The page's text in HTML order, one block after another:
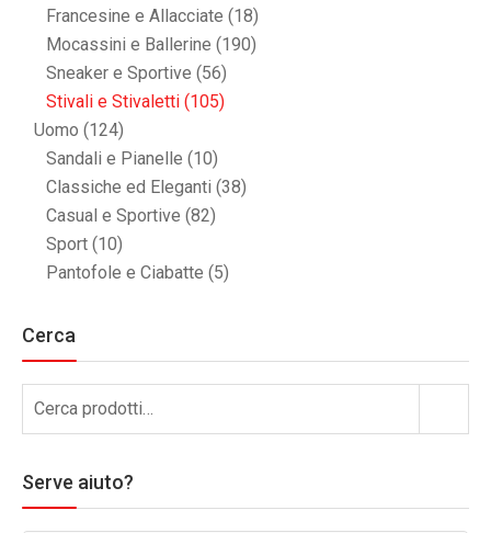
Francesine e Allacciate (18)
Mocassini e Ballerine (190)
Sneaker e Sportive (56)
Stivali e Stivaletti (105)
Uomo (124)
Sandali e Pianelle (10)
Classiche ed Eleganti (38)
Casual e Sportive (82)
Sport (10)
Pantofole e Ciabatte (5)
Cerca
Serve aiuto?